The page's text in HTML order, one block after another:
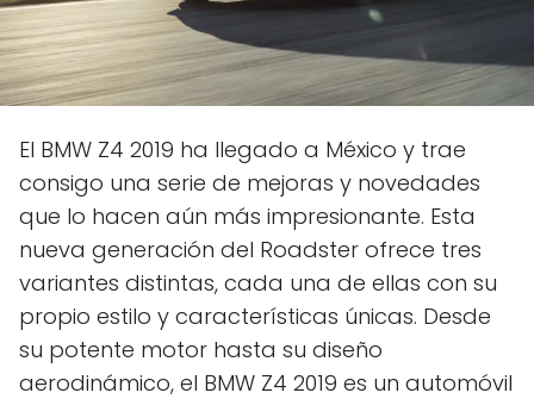
El BMW Z4 2019 ha llegado a México y trae
consigo una serie de mejoras y novedades
que lo hacen aún más impresionante. Esta
nueva generación del Roadster ofrece tres
variantes distintas, cada una de ellas con su
propio estilo y características únicas. Desde
su potente motor hasta su diseño
aerodinámico, el BMW Z4 2019 es un automóvil